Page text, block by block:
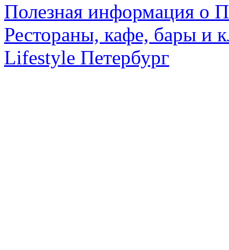
Полезная информация о
Рестораны, кафе, бары и
Lifestyle Петербург